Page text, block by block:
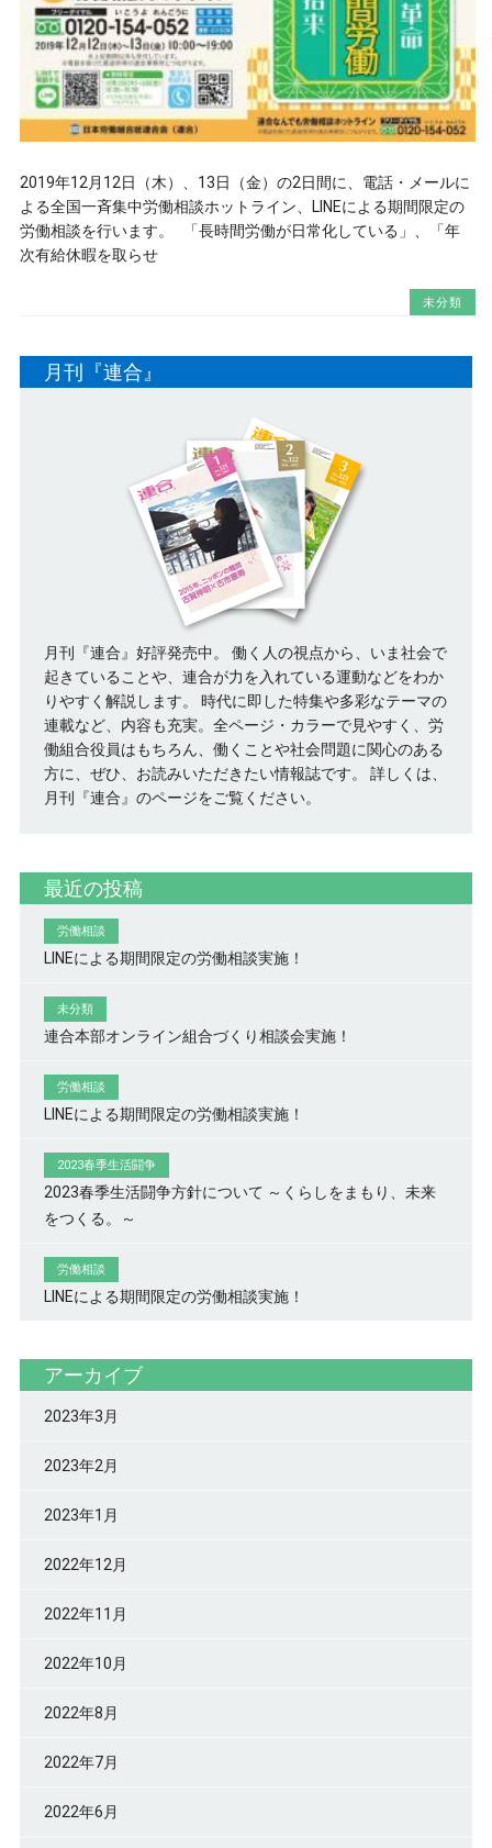
2019年12月12日（木）、13日（金）の2日間に、電話・メールに
よる全国一斉集中労働相談ホットライン、LINEによる期間限定の
労働相談を行います。 「長時間労働が日常化している」、「年
次有給休暇を取らせ
未分類
月刊『連合』
月刊『連合』好評発売中。 働く人の視点から、いま社会で
起きていることや、連合が力を入れている運動などをわか
りやすく解説します。 時代に即した特集や多彩なテーマの
連載など、内容も充実。全ページ・カラーで見やすく、労
働組合役員はもちろん、働くことや社会問題に関心のある
方に、ぜひ、お読みいただきたい情報誌です。 詳しくは、
月刊『連合』のページをご覧ください。
最近の投稿
労働相談
LINEによる期間限定の労働相談実施！
未分類
連合本部オンライン組合づくり相談会実施！
労働相談
LINEによる期間限定の労働相談実施！
2023春季生活闘争
2023春季生活闘争方針について ～くらしをまもり、未来
をつくる。～
労働相談
LINEによる期間限定の労働相談実施！
アーカイブ
2023年3月
2023年2月
2023年1月
2022年12月
2022年11月
2022年10月
2022年8月
2022年7月
2022年6月